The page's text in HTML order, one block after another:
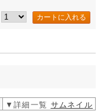
▼詳細一覧 サムネイル